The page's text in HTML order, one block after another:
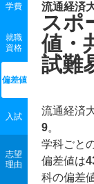
学費
就職
資格
偏差値
入試
志望
理由
流通経済
スポ
値・
試難
流通経済
9。
学科ごと
偏差値は
科の偏差